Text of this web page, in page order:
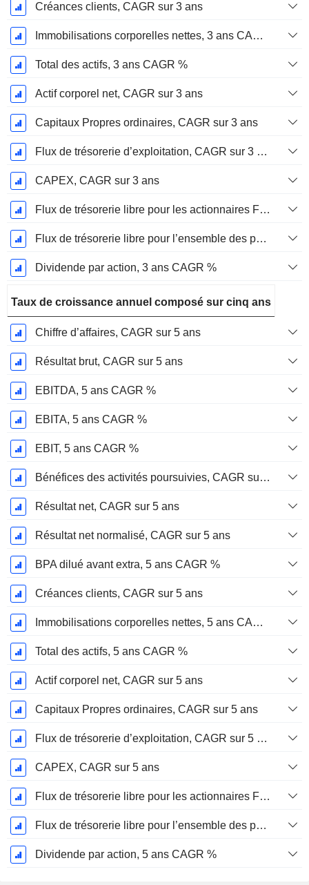
Créances clients, CAGR sur 3 ans
Immobilisations corporelles nettes, 3 ans CAGR %
Total des actifs, 3 ans CAGR %
Actif corporel net, CAGR sur 3 ans
Capitaux Propres ordinaires, CAGR sur 3 ans
Flux de trésorerie d’exploitation, CAGR sur 3 ans
CAPEX, CAGR sur 3 ans
Flux de trésorerie libre pour les actionnaires FCFE, CAGR sur 3 ans
Flux de trésorerie libre pour l’ensemble des pourvoyeurs de fonds (créanciers et actionnaires) FCFF, CAGR sur 3 ans
Dividende par action, 3 ans CAGR %
Taux de croissance annuel composé sur cinq ans
Chiffre d’affaires, CAGR sur 5 ans
Résultat brut, CAGR sur 5 ans
EBITDA, 5 ans CAGR %
EBITA, 5 ans CAGR %
EBIT, 5 ans CAGR %
Bénéfices des activités poursuivies, CAGR sur 5 ans
Résultat net, CAGR sur 5 ans
Résultat net normalisé, CAGR sur 5 ans
BPA dilué avant extra, 5 ans CAGR %
Créances clients, CAGR sur 5 ans
Immobilisations corporelles nettes, 5 ans CAGR %
Total des actifs, 5 ans CAGR %
Actif corporel net, CAGR sur 5 ans
Capitaux Propres ordinaires, CAGR sur 5 ans
Flux de trésorerie d’exploitation, CAGR sur 5 ans
CAPEX, CAGR sur 5 ans
Flux de trésorerie libre pour les actionnaires FCFE, CAGR sur 5 ans
Flux de trésorerie libre pour l’ensemble des pourvoyeurs de fonds (créanciers et actionnaires) FCFF, CAGR sur 5 ans
Dividende par action, 5 ans CAGR %